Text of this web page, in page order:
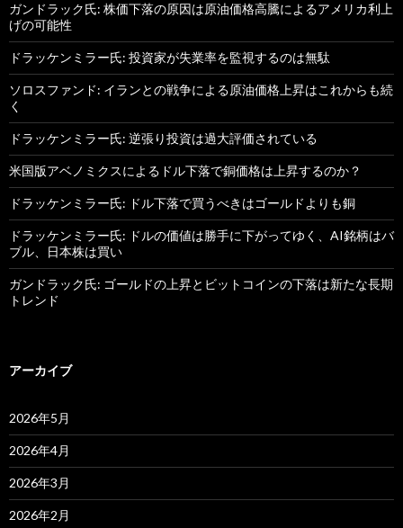
ガンドラック氏: 株価下落の原因は原油価格高騰によるアメリカ利上
げの可能性
ドラッケンミラー氏: 投資家が失業率を監視するのは無駄
ソロスファンド: イランとの戦争による原油価格上昇はこれからも続
く
ドラッケンミラー氏: 逆張り投資は過大評価されている
米国版アベノミクスによるドル下落で銅価格は上昇するのか？
ドラッケンミラー氏: ドル下落で買うべきはゴールドよりも銅
ドラッケンミラー氏: ドルの価値は勝手に下がってゆく、AI銘柄はバ
ブル、日本株は買い
ガンドラック氏: ゴールドの上昇とビットコインの下落は新たな長期
トレンド
アーカイブ
2026年5月
2026年4月
2026年3月
2026年2月